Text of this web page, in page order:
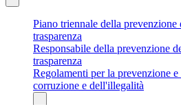
Piano triennale della prevenzione
trasparenza
Responsabile della prevenzione
trasparenza
Regolamenti per la prevenzione e
corruzione e dell'illegalità